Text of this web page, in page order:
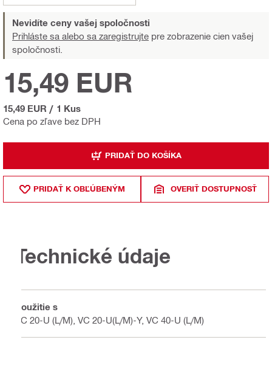
Nevidíte ceny vašej spoločnosti
Prihláste sa alebo sa zaregistrujte pre zobrazenie cien vašej
spoločnosti.
Cena po zľave bez DPH
15,49 EUR
15,49 EUR / 1 Kus
PRIDAŤ DO KOŠÍKA
PRIDAŤ K OBĽÚBENÝM OVERIŤ DOSTUPNOSŤ
Technické údaje
Použitie s
VC 20-U (L/M), VC 20-U(L/M)-Y, VC 40-U (L/M)